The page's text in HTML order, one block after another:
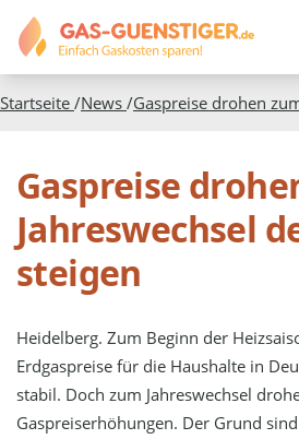
Startseite /News /Gaspreise drohen
Gaspreise
Jahreswechsel
steigen
Heidelberg. Zum Beginn der
Erdgaspreise für die Haushalte in
stabil. Doch zum Jahreswechsel
Gaspreiserhöhungen. Der Grund